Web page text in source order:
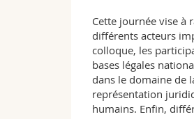
Cette journée vise à
différents acteurs
colloque, les
bases légales
dans le domaine de
représentation
humains. Enfin,